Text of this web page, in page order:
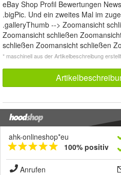
eBay Shop Profil Bewertungen
.bigPic. Und ein zweites Mal im
.galleryThumb --> Zoomansicht
Zoomansicht schließen
schließen Zoomansicht schließen
* maschinell aus der Artikelbeschreibung erstellt
ahk-onlineshop*eu
100% positiv
Anrufen